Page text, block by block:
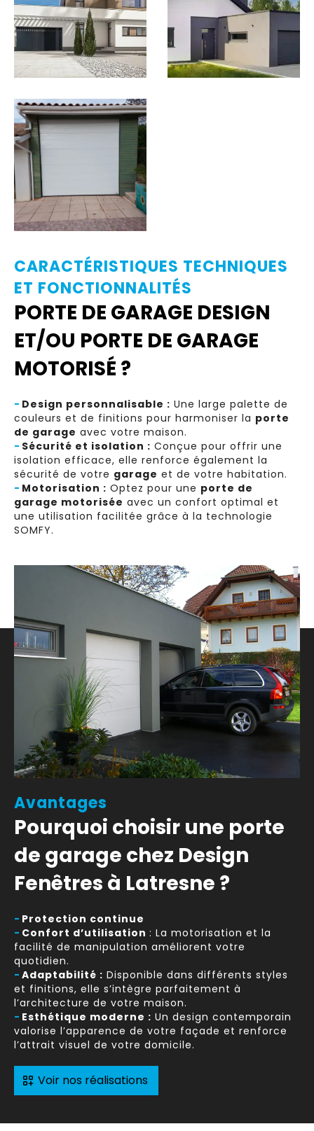
CARACTÉRISTIQUES TECHNIQUES
ET FONCTIONNALITÉS
PORTE DE GARAGE DESIGN
ET/OU PORTE DE GARAGE
MOTORISÉ ?
- Design personnalisable : Une large palette de
couleurs et de finitions pour harmoniser la porte
de garage avec votre maison.
- Sécurité et isolation : Conçue pour offrir une
isolation efficace, elle renforce également la
sécurité de votre garage et de votre habitation.
- Motorisation : Optez pour une porte de
garage motorisée avec un confort optimal et
une utilisation facilitée grâce à la technologie
SOMFY.
Avantages
Pourquoi choisir une porte
de garage chez Design
Fenêtres à Latresne ?
- Protection continue
- Confort d’utilisation: La motorisation et la
facilité de manipulation améliorent votre
quotidien.
- Adaptabilité : Disponible dans différents styles
et finitions, elle s’intègre parfaitement à
l’architecture de votre maison.
- Esthétique moderne : Un design contemporain
valorise l’apparence de votre façade et renforce
l’attrait visuel de votre domicile.
Voir nos réalisations